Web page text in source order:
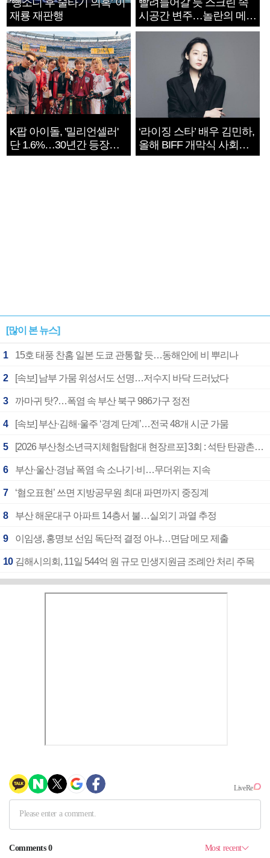
‘뺑소니 후 술타기 의혹’ 이
재룡 재판행
빨려들어갈 듯 스크린 속
시공간 변주…놀란의 메시
지는 ‘전쟁 속죄’
K팝 아이돌, '밀리언셀러'
단 1.6%…30년간 등장
1182개팀 전수조사
‘라이징 스타’ 배우 김민하,
올해 BIFF 개막식 사회자
확정
[많이 본 뉴스]
1 15호 태풍 찬홈 일본 도쿄 관통할 듯…동해안에 비 뿌리나
2 [속보] 남부 가뭄 위성서도 선명…저수지 바닥 드러났다
3 까마귀 탓?…폭염 속 부산 북구 986가구 정전
4 [속보] 부산·김해·울주 ‘경계 단계’…전국 48개 시군 가뭄
5 [2026 부산청소년극지체험탐험대 현장르포] 3회 : 석탄 탄광촌에서 북극 연구의 중심지로
6 부산·울산·경남 폭염 속 소나기·비…무더위는 지속
7 ‘혐오표현’ 쓰면 지방공무원 최대 파면까지 중징계
8 부산 해운대구 아파트 14층서 불…실외기 과열 추정
9 이임생, 홍명보 선임 독단적 결정 아냐…면담 메모 제출
10 김해시의회, 11일 544억 원 규모 민생지원금 조례안 처리 주목